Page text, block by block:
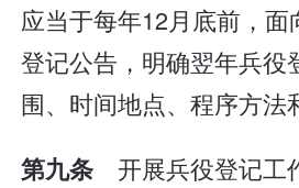
应当于每年12月底前，面
登记公告，明确翌年兵役
围、时间地点、程序方法
第九条开展兵役登记工